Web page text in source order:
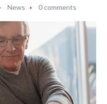
News 0 comments